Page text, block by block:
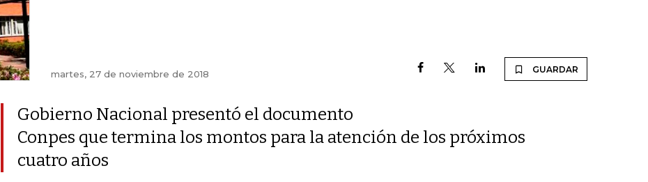
martes, 27 de noviembre de 2018 GUARDAR
Gobierno Nacional presentó el documento
Conpes que termina los montos para la atención de los próximos
cuatro años